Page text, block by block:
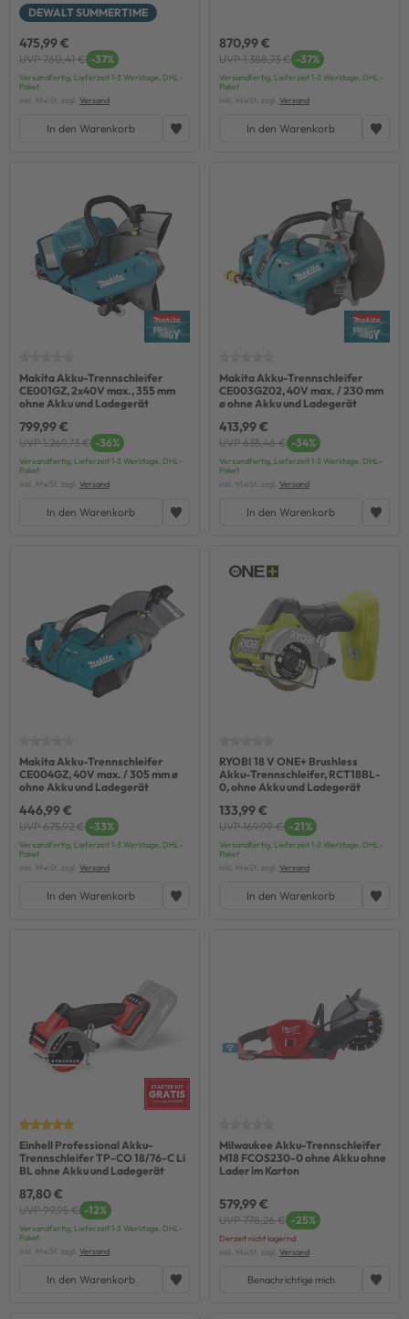
DEWALT SUMMERTIME
475,99 €
UVP 760,41 € -37%
Versandfertig, Lieferzeit 1-3 Werktage, DHL-
Paket
inkl. MwSt. zzgl. Versand
In den Warenkorb
870,99 €
UVP 1.388,73 € -37%
Versandfertig, Lieferzeit 1-3 Werktage, DHL-
Paket
inkl. MwSt. zzgl. Versand
In den Warenkorb
Makita Akku-Trennschleifer
CE001GZ, 2x40V max., 355 mm
ohne Akku und Ladegerät
799,99 €
UVP 1.269,73 € -36%
Versandfertig, Lieferzeit 1-3 Werktage, DHL-
Paket
inkl. MwSt. zzgl. Versand
In den Warenkorb
Makita Akku-Trennschleifer
CE003GZ02, 40V max. / 230 mm
ø ohne Akku und Ladegerät
413,99 €
UVP 635,46 € -34%
Versandfertig, Lieferzeit 1-3 Werktage, DHL-
Paket
inkl. MwSt. zzgl. Versand
In den Warenkorb
Makita Akku-Trennschleifer
CE004GZ, 40V max. / 305 mm ø
ohne Akku und Ladegerät
446,99 €
UVP 675,92 € -33%
Versandfertig, Lieferzeit 1-3 Werktage, DHL-
Paket
inkl. MwSt. zzgl. Versand
In den Warenkorb
RYOBI 18 V ONE+ Brushless
Akku-Trennschleifer, RCT18BL-
0, ohne Akku und Ladegerät
133,99 €
UVP 169,99 € -21%
Versandfertig, Lieferzeit 1-3 Werktage, DHL-
Paket
inkl. MwSt. zzgl. Versand
In den Warenkorb
Einhell Professional Akku-
Trennschleifer TP-CO 18/76-C Li
BL ohne Akku und Ladegerät
87,80 €
UVP 99,95 € -12%
Versandfertig, Lieferzeit 1-3 Werktage, DHL-
Paket
inkl. MwSt. zzgl. Versand
In den Warenkorb
Milwaukee Akku-Trennschleifer
M18 FCOS230-0 ohne Akku ohne
Lader im Karton
579,99 €
UVP 778,26 € -25%
Derzeit nicht lagernd
inkl. MwSt. zzgl. Versand
Benachrichtige mich